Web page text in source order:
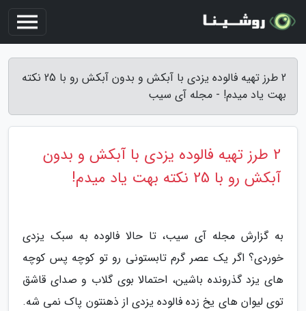
2 طرز تهیه فالوده یزدی با آبکش و بدون آبکش رو با 25 نکته
بهت یاد میدم! - مجله آی سیب
2 طرز تهیه فالوده یزدی با آبکش و بدون
آبکش رو با 25 نکته بهت یاد میدم!
به گزارش مجله آی سیب، تا حالا فالوده به سبک یزدی
خوردی؟ اگر یک عصر گرم تابستونی رو تو کوچه پس کوچه
های یزد گذرونده باشین، احتمالا بوی گلاب و صدای قاشق
توی لیوان های یخ زده فالوده یزدی از ذهنتون پاک نمی شه.